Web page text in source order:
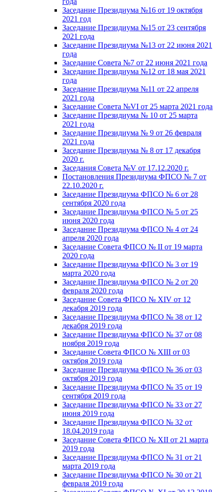
Заседание Президиума №16 от 19 октября
2021 год
Заседание Президиума №15 от 23 сентября
2021 года
Заседание Президиума №13 от 22 июня 2021
года
Заседание Совета №7 от 22 июня 2021 года
Заседание Президиума №12 от 18 мая 2021
года
Заседание Президиума №11 от 22 апреля
2021 года
Заседание Совета №VI от 25 марта 2021 года
Заседание Президиума № 10 от 25 марта
2021 года
Заседание Президиума № 9 от 26 февраля
2021 года
Заседание Президиума № 8 от 17 декабря
2020 г.
Заседания Совета №V от 17.12.2020 г.
Постановления Президиума ФПСО № 7 от
22.10.2020 г.
Заседание Президиума ФПСО № 6 от 28
сентября 2020 года
Заседание Президиума ФПСО № 5 от 25
июня 2020 года
Заседание Президиума ФПСО № 4 от 24
апреля 2020 года
Заседание Совета ФПСО № II от 19 марта
2020 года
Заседание Президиума ФПСО № 3 от 19
марта 2020 года
Заседание Президиума ФПСО № 2 от 20
февраля 2020 года
Заседание Совета ФПСО № XIV от 12
декабря 2019 года
Заседание Президиума ФПСО № 38 от 12
декабря 2019 года
Заседание Президиума ФПСО № 37 от 08
ноября 2019 года
Заседание Совета ФПСО № XIII от 03
октября 2019 года
Заседание Президиума ФПСО № 36 от 03
октября 2019 года
Заседание Президиума ФПСО № 35 от 19
сентября 2019 года
Заседание Президиума ФПСО № 33 от 27
июня 2019 года
Заседание Президиума ФПСО № 32 от
18.04.2019 года
Заседание Совета ФПСО № XII от 21 марта
2019 года
Заседание Президиума ФПСО № 31 от 21
марта 2019 года
Заседание Президиума ФПСО № 30 от 21
февраля 2019 года